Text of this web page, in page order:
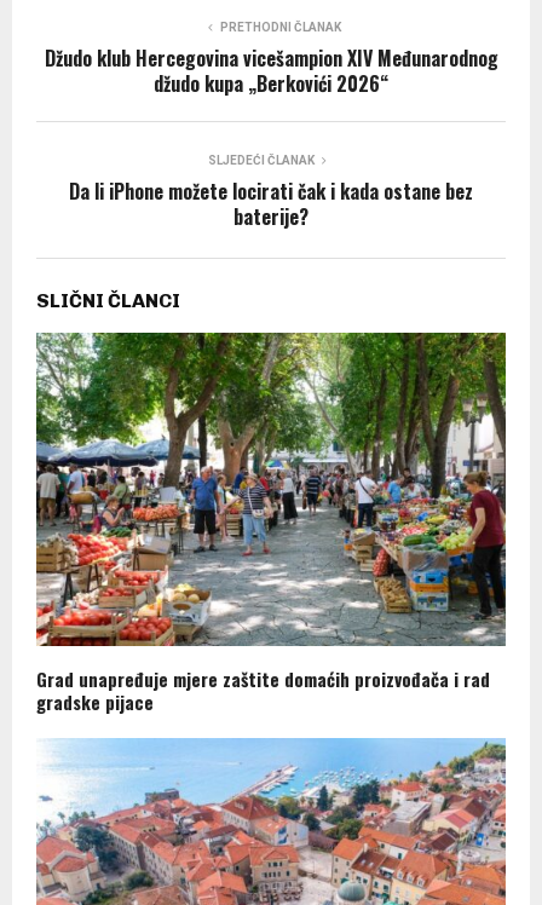
PRETHODNI ČLANAK
Džudo klub Hercegovina vicešampion XIV Međunarodnog
džudo kupa „Berkovići 2026“
SLJEDEĆI ČLANAK
Da li iPhone možete locirati čak i kada ostane bez
baterije?
SLIČNI ČLANCI
Grad unapređuje mjere zaštite domaćih proizvođača i rad
gradske pijace